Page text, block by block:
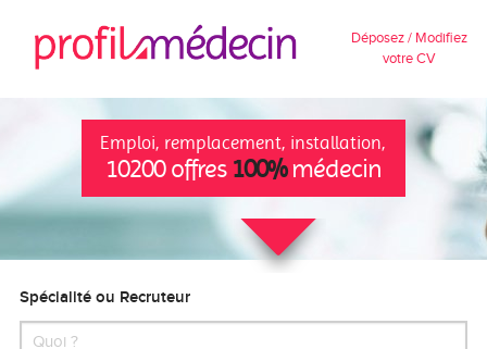
Déposez / Modifiez
votre CV
Emploi, remplacement, installation,
10200 offres 100%médecin
Spécialité ou Recruteur